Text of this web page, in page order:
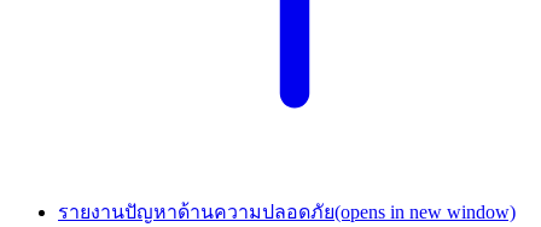
รายงานปัญหาด้านความปลอดภัย(opens in new window)